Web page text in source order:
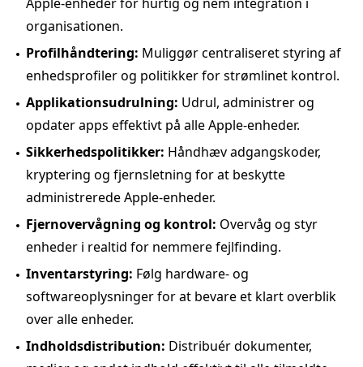
organisationen.
Profilhåndtering: Muliggør centraliseret styring af
enhedsprofiler og politikker for strømlinet kontrol.
Applikationsudrulning: Udrul, administrer og
opdater apps effektivt på alle Apple‑enheder.
Sikkerhedspolitikker: Håndhæv adgangskoder,
kryptering og fjernsletning for at beskytte
administrerede Apple‑enheder.
Fjernovervågning og kontrol: Overvåg og styr
enheder i realtid for nemmere fejlfinding.
Inventarstyring: Følg hardware‑ og
softwareoplysninger for at bevare et klart overblik
over alle enheder.
Indholdsdistribution: Distribuér dokumenter,